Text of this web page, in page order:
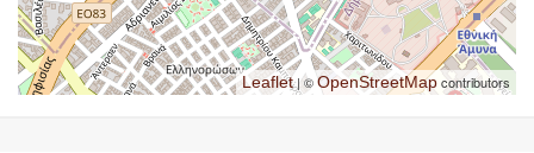
Leaflet| ©OpenStreetMapcontributors